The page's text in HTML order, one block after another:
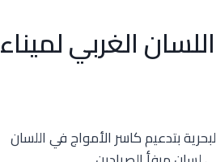
الغربي لميناء
بتدعيم كاسر الأمواج في اللسان